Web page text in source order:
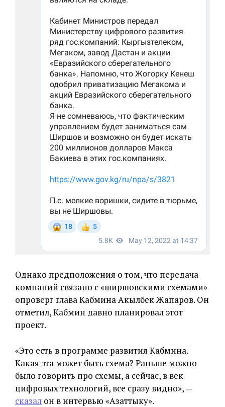
Однако предположения о том, что передача
компаний связано с «ширшовскими схемами»
опроверг глава Кабмина Акылбек Жапаров. Он
отметил, Кабмин давно планировал этот
проект.
«Это есть в программе развития Кабмина.
Какая эта может быть схема? Раньше можно
было говорить про схемы, а сейчас, в век
цифровых технологий, все сразу видно», —
сказал он в интервью «Азаттыку».